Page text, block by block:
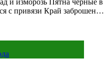
и изморозь Пятна чёрные в
с привязи Край заброшен…